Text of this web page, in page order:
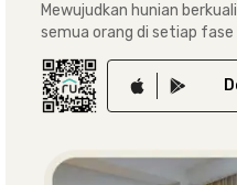
Mewujudkan hunian
semua orang di setiap fase